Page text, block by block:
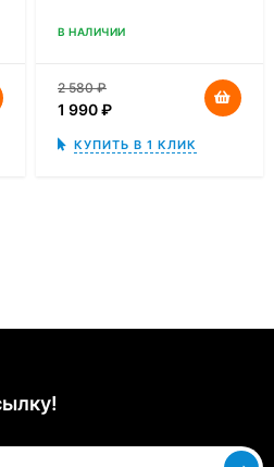
В НАЛИЧИИ
2 580₽
1 990₽
КУПИТЬ В 1 КЛИК